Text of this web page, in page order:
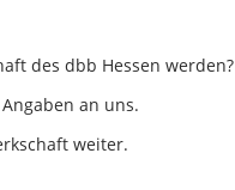
des dbb Hessen werden?
an uns.
weiter.